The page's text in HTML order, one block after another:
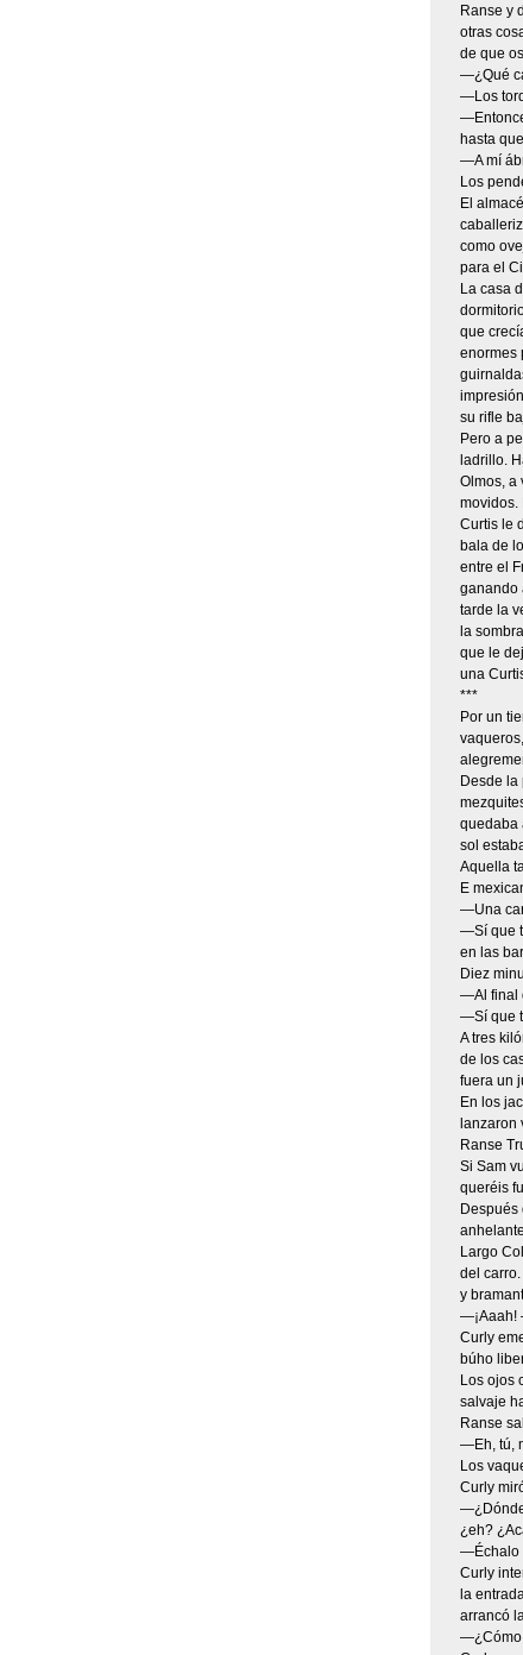
Ranse y
otras
de que
—¿Qué
—Los
hasta
—A mí
Los
El
como
para el
La casa
que
enormes
su rifle
Pero a
ladrillo.
Olmos, a
movidos.
Curtis le
bala de
entre el
ganando
tarde la
la
que le
una
***
Por un
Desde
quedaba
sol
Aquella
E
—Una
—Sí que
en las
Diez
—Al final
—Sí que
A tres
de los
fuera un
En los
lanzaron
Ranse
Si Sam
queréis
Largo
del
y
—¡Aaah!
Curly
búho
Los ojos
salvaje
Ranse
—Eh, tú,
Los
Curly
¿eh?
—Échalo
Curly
la
arrancó
—¿Cómo